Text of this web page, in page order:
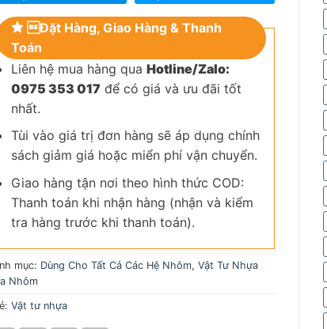
Đặt Hàng, Giao Hàng & Thanh
Toán
Liên hệ mua hàng quaHotline/Zalo:
0975 353 017 để có giá và ưu đãi tốt
nhất.
Tùi vào giá trị đơn hàng sẽ áp dụng chính
sách giảm giá hoặc miển phí vận chuyển.
Giao hàng tận nơi theo hình thức COD:
Thanh toán khi nhận hàng (nhận và kiểm
tra hàng trước khi thanh toán).
mục: Dùng Cho Tất Cả Các Hệ Nhôm, Vật Tư Nhựa
Nhôm
Vật tư nhựa